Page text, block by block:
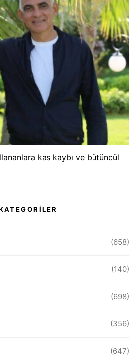
kas kaybı ve bütüncül
(658)
(140)
(698)
(356)
(647)